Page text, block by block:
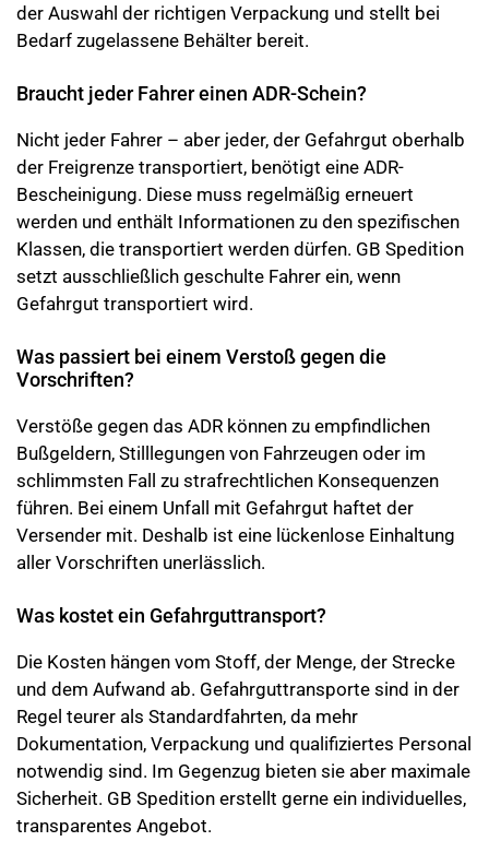
der Auswahl der richtigen Verpackung und stellt bei
Bedarf zugelassene Behälter bereit.
Braucht jeder Fahrer einen ADR-Schein?
Nicht jeder Fahrer – aber jeder, der Gefahrgut oberhalb
der Freigrenze transportiert, benötigt eine ADR-
Bescheinigung. Diese muss regelmäßig erneuert
werden und enthält Informationen zu den spezifischen
Klassen, die transportiert werden dürfen. GB Spedition
setzt ausschließlich geschulte Fahrer ein, wenn
Gefahrgut transportiert wird.
Was passiert bei einem Verstoß gegen die
Vorschriften?
Verstöße gegen das ADR können zu empfindlichen
Bußgeldern, Stilllegungen von Fahrzeugen oder im
schlimmsten Fall zu strafrechtlichen Konsequenzen
führen. Bei einem Unfall mit Gefahrgut haftet der
Versender mit. Deshalb ist eine lückenlose Einhaltung
aller Vorschriften unerlässlich.
Was kostet ein Gefahrguttransport?
Die Kosten hängen vom Stoff, der Menge, der Strecke
und dem Aufwand ab. Gefahrguttransporte sind in der
Regel teurer als Standardfahrten, da mehr
Dokumentation, Verpackung und qualifiziertes Personal
notwendig sind. Im Gegenzug bieten sie aber maximale
Sicherheit. GB Spedition erstellt gerne ein individuelles,
transparentes Angebot.